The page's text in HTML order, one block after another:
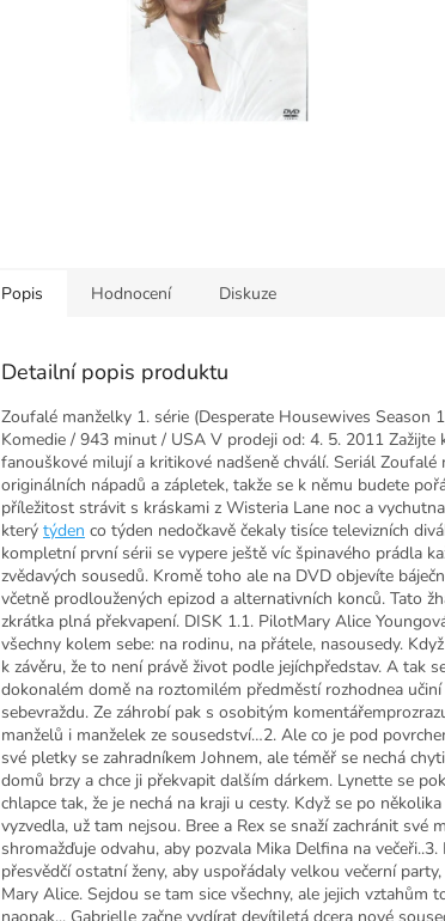
Popis Hodnocení Diskuze
Detailní popis produktu
Zoufalé manželky 1. série (Desperate Housewives Season
Komedie / 943 minut / USA V prodeji od: 4. 5. 2011
fanouškové milují a kritikové nadšeně chválí. Seriál Zoufalé
originálních nápadů a zápletek, takže se k němu budete
příležitost strávit s kráskami z Wisteria Lane noc a
který týden co týden nedočkavě čekaly tisíce televizních
kompletní první sérii se vypere ještě víc špinavého prádla
zvědavých sousedů. Kromě toho ale na DVD objevíte
včetně prodloužených epizod a alternativních konců. Tato
zkrátka plná překvapení. DISK 1.1. PilotMary Alice
všechny kolem sebe: na rodinu, na přátele, nasousedy.
k závěru, že to není právě život podle jejíchpředstav. A tak
dokonalém domě na roztomilém předměstí rozhodnea
sebevraždu. Ze záhrobí pak s osobitým
manželů i manželek ze sousedství…2. Ale co je pod
své pletky se zahradníkem Johnem, ale téměř se nechá
domů brzy a chce ji překvapit dalším dárkem. Lynette se
chlapce tak, že je nechá na kraji u cesty. Když se po
vyzvedla, už tam nejsou. Bree a Rex se snaží zachránit své
shromažďuje odvahu, aby pozvala Mika Delfina na večeři..3.
přesvědčí ostatní ženy, aby uspořádaly velkou večerní
Mary Alice. Sejdou se tam sice všechny, ale jejich vztahům
naopak... Gabrielle začne vydírat devítiletá dcera nové